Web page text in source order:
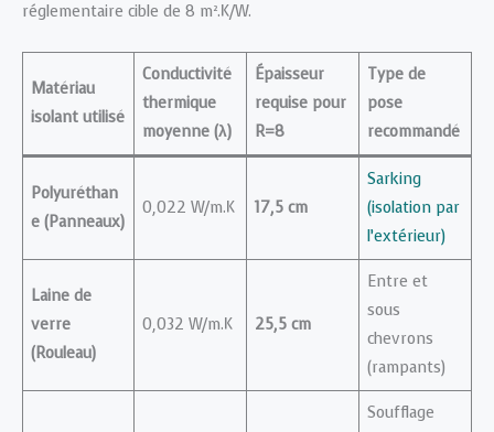
réglementaire cible de 8 m².K/W.
Matériau
isolant utilisé
Conductivité
thermique
moyenne (λ)
Épaisseur
requise pour
R=8
Type de
pose
recommandé
Polyuréthan
e (Panneaux)
0,022 W/m.K 17,5 cm
Sarking
(isolation par
l’extérieur)
Laine de
verre
(Rouleau)
0,032 W/m.K 25,5 cm
Entre et
sous
chevrons
(rampants)
Soufflage